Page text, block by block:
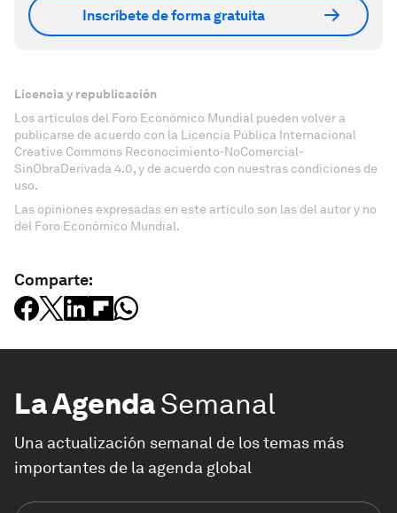
Inscríbete de forma gratuita
Licencia y republicación
Los artículos del Foro Económico Mundial pueden volver a
publicarse de acuerdo con la Licencia Pública Internacional
Creative Commons Reconocimiento-NoComercial-
SinObraDerivada 4.0, y de acuerdo con nuestras condiciones de
uso.
Las opiniones expresadas en este artículo son las del autor y no
del Foro Económico Mundial.
Comparte:
La AgendaSemanal
Una actualización semanal de los temas más
importantes de la agenda global